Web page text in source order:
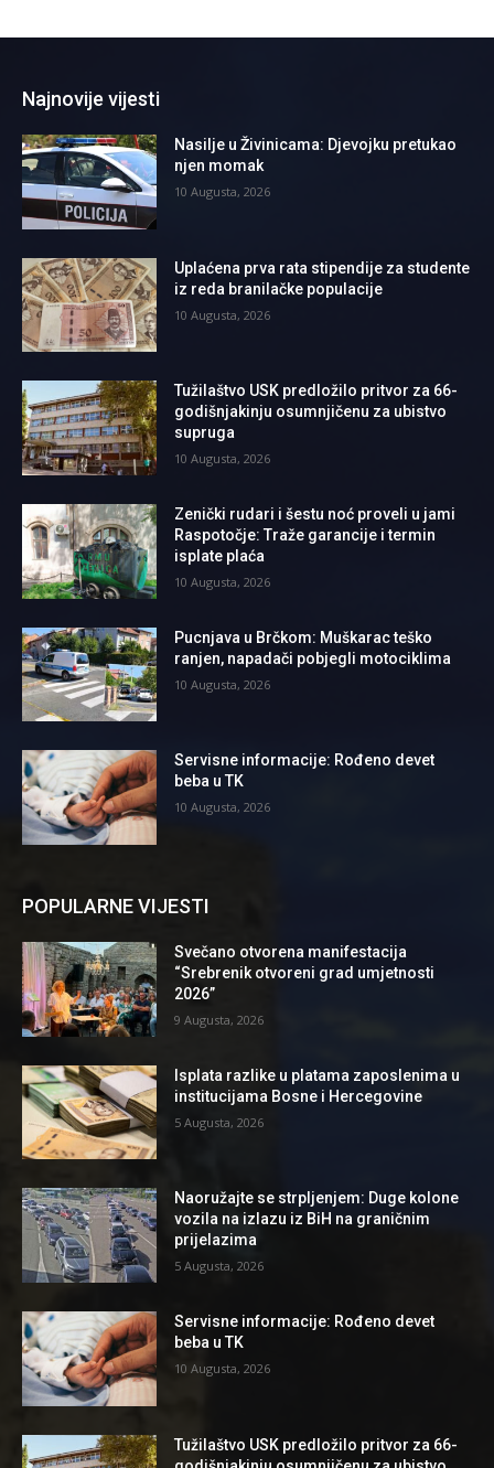
Najnovije vijesti
Nasilje u Živinicama: Djevojku pretukao
njen momak
10 Augusta, 2026
Uplaćena prva rata stipendije za studente
iz reda branilačke populacije
10 Augusta, 2026
Tužilaštvo USK predložilo pritvor za 66-
godišnjakinju osumnjičenu za ubistvo
supruga
10 Augusta, 2026
Zenički rudari i šestu noć proveli u jami
Raspotočje: Traže garancije i termin
isplate plaća
10 Augusta, 2026
Pucnjava u Brčkom: Muškarac teško
ranjen, napadači pobjegli motociklima
10 Augusta, 2026
Servisne informacije: Rođeno devet
beba u TK
10 Augusta, 2026
POPULARNE VIJESTI
Svečano otvorena manifestacija
“Srebrenik otvoreni grad umjetnosti
2026”
9 Augusta, 2026
Isplata razlike u platama zaposlenima u
institucijama Bosne i Hercegovine
5 Augusta, 2026
Naoružajte se strpljenjem: Duge kolone
vozila na izlazu iz BiH na graničnim
prijelazima
5 Augusta, 2026
Servisne informacije: Rođeno devet
beba u TK
10 Augusta, 2026
Tužilaštvo USK predložilo pritvor za 66-